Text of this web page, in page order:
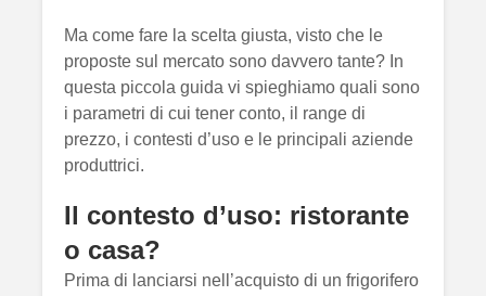
Ma come fare la scelta giusta, visto che le
proposte sul mercato sono davvero tante? In
questa piccola guida vi spieghiamo quali sono
i parametri di cui tener conto, il range di
prezzo, i contesti d’uso e le principali aziende
produttrici.
Il contesto d’uso: ristorante
o casa?
Prima di lanciarsi nell’acquisto di un frigorifero